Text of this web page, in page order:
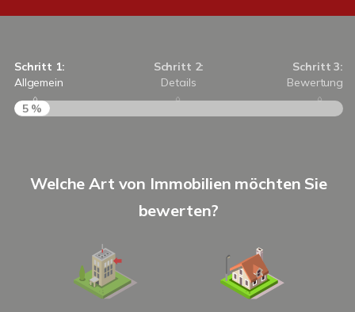
Schritt 1:
Allgemein
Schritt 2:
Details
Schritt 3:
Bewertung
5 %
Welche Art von Immobilien möchten Sie
bewerten?